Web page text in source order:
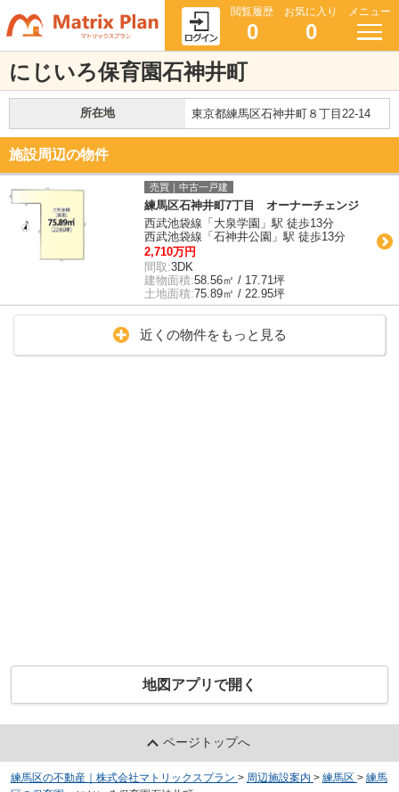
閲覧履歴
0
お気に入り
0
メニュー
にじいろ保育園石神井町
所在地 東京都練馬区石神井町８丁目22-14
施設周辺の物件
売買｜中古一戸建
練馬区石神井町7丁目 オーナーチェンジ
西武池袋線「大泉学園」駅 徒歩13分
西武池袋線「石神井公園」駅 徒歩13分
2,710万円
間取:3DK
建物面積:58.56㎡ / 17.71坪
土地面積:75.89㎡ / 22.95坪
近くの物件をもっと見る
地図アプリで開く
ページトップへ
練馬区の不動産｜株式会社マトリックスプラン > 周辺施設案内 > 練馬区 > 練馬